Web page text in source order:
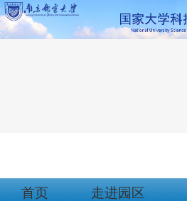
首页 走进园区